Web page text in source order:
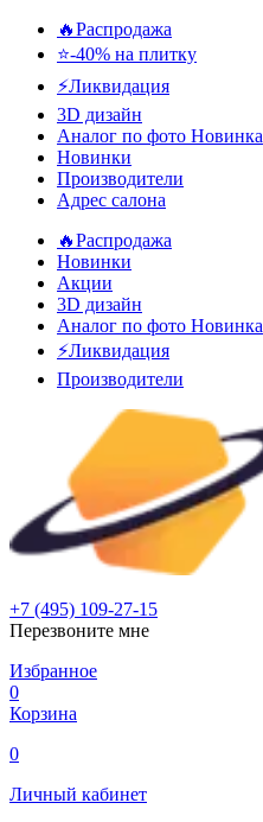
🔥Распродажа
⭐-40% на плитку
⚡️Ликвидация
3D дизайн
Аналог по фото Новинка
Новинки
Производители
Адрес салона
🔥Распродажа
Новинки
Акции
3D дизайн
Аналог по фото Новинка
⚡Ликвидация
Производители
+7 (495) 109-27-15
Перезвоните мне
Избранное
0
Корзина
0
Личный кабинет